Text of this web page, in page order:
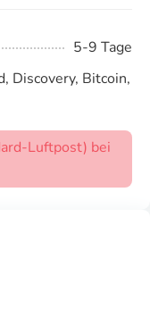
5-9 Tage
Discovery, Bitcoin,
Luftpost) bei